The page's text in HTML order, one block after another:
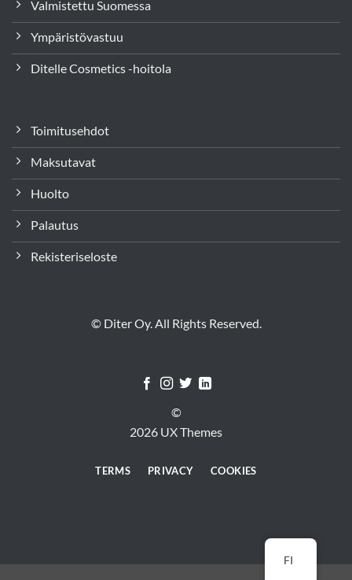
Valmistettu Suomessa
Ympäristövastuu
Ditelle Cosmetics -hoitola
Toimitusehdot
Maksutavat
Huolto
Palautus
Rekisteriseloste
© Diter Oy. All Rights Reserved.
©
2026 UX Themes
TERMS PRIVACY COOKIES
FI